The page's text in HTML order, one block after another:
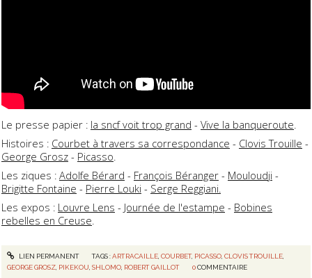
Le presse papier : la sncf voit trop grand - Vive la banqueroute
Histoires : Courbet à travers sa correspondance - Clovis Trouille -
George Grosz - Picasso
Les ziques : Adolfe Bérard - François Béranger - Mouloudji -
Brigitte Fontaine - Pierre Louki - Serge Reggiani.
Les expos : Louvre Lens - Journée de l'estampe - Bobines
rebelles en Creuse
LIEN PERMANENT TAGS :ARTRACAILLE, COURBET, PICASSO, CLOVIS TROUILLE,
GEORGE GROSZ, PIKEKOU,SHLOMO, ROBERT GAILLOT 0 COMMENTAIRE